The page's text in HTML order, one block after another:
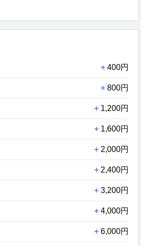
+ 400円
+ 800円
+ 1,200円
+ 1,600円
+ 2,000円
+ 2,400円
+ 3,200円
+ 4,000円
+ 6,000円